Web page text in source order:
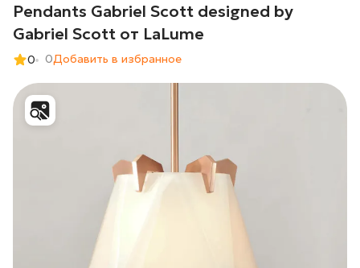
Pendants Gabriel Scott designed by
Gabriel Scott от LaLume
0 0Добавить в избранное